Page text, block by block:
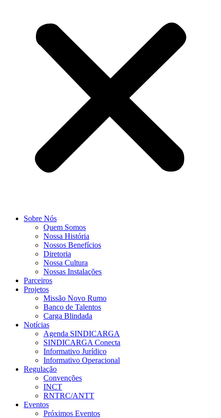
Sobre Nós
Quem Somos
Nossa História
Nossos Benefícios
Diretoria
Nossa Cultura
Nossas Instalações
Parceiros
Projetos
Missão Novo Rumo
Banco de Talentos
Carga Blindada
Notícias
Agenda SINDICARGA
SINDICARGA Conecta
Informativo Jurídico
Informativo Operacional
Regulação
Convenções
INCT
RNTRC/ANTT
Eventos
Próximos Eventos